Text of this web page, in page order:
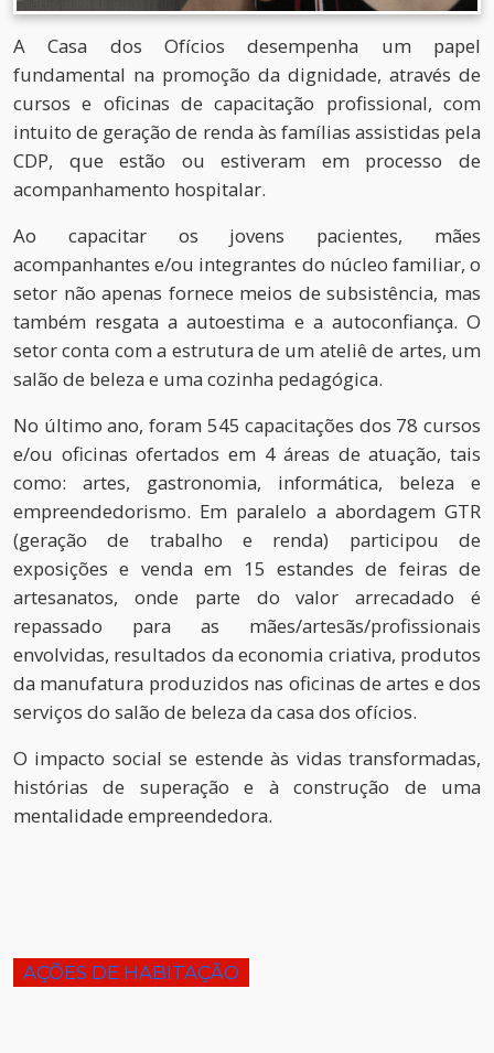
A Casa dos Ofícios desempenha um papel
fundamental na promoção da dignidade, através de
cursos e oficinas de capacitação profissional, com
intuito de geração de renda às famílias assistidas pela
CDP, que estão ou estiveram em processo de
acompanhamento hospitalar.
Ao capacitar os jovens pacientes, mães
acompanhantes e/ou integrantes do núcleo familiar, o
setor não apenas fornece meios de subsistência, mas
também resgata a autoestima e a autoconfiança. O
setor conta com a estrutura de um ateliê de artes, um
salão de beleza e uma cozinha pedagógica.
No último ano, foram 545 capacitações dos 78 cursos
e/ou oficinas ofertados em 4 áreas de atuação, tais
como: artes, gastronomia, informática, beleza e
empreendedorismo. Em paralelo a abordagem GTR
(geração de trabalho e renda) participou de
exposições e venda em 15 estandes de feiras de
artesanatos, onde parte do valor arrecadado é
repassado para as mães/artesãs/profissionais
envolvidas, resultados da economia criativa, produtos
da manufatura produzidos nas oficinas de artes e dos
serviços do salão de beleza da casa dos ofícios.
O impacto social se estende às vidas transformadas,
histórias de superação e à construção de uma
mentalidade empreendedora.
AÇÕES DE HABITAÇÃO